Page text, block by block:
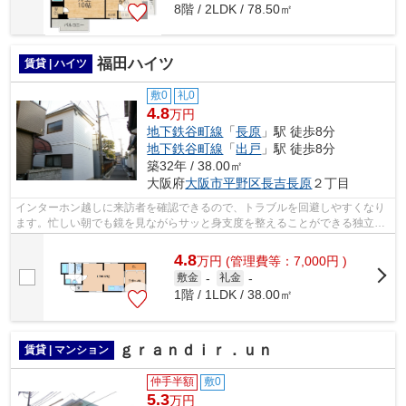
8階 / 2LDK / 78.50㎡
賃貸 | ハイツ 福田ハイツ
敷0 礼0
4.8万円
地下鉄谷町線 「長原 」駅 徒歩8分
地下鉄谷町線 「出戸 」駅 徒歩8分
築32年 / 38.00㎡
大阪府大阪市平野区長吉長原２丁目
インターホン越しに来訪者を確認できるので、トラブルを回避しやすくなり
ます。忙しい朝でも鏡を見ながらサッと身支度を整えることができる独立洗
4.8万円 (管理費等：7,000円 )
敷金 - 礼金 -
1階 / 1LDK / 38.00㎡
賃貸 | マンション ｇｒａｎｄｉｒ．ｕｎ
仲手半額 敷0
5.3万円